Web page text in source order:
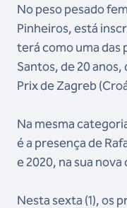
No peso pesado
Pinheiros, está
terá como uma das
Santos, de 20
Prix de Zagreb
Na mesma
é a presença de
e 2020, na sua
Nesta sexta (1), os